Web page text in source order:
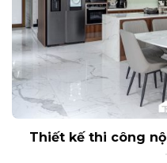
Thiết kế thi công